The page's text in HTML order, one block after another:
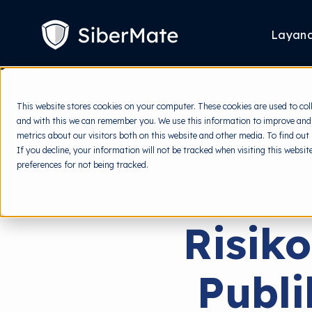
This website stores cookies on your computer. These cookies are used to
and with this we can remember you. We use this information to improve
metrics about our visitors both on this website and other media. To find
If you decline, your information will not be tracked when visiting this
preferences for not being tracked.
CONTENT